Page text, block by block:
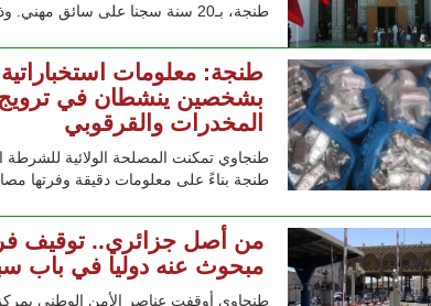
طنجة، بـ20 سنة سجنا على سائق مهني. وذكرت صحيفة
طنجة: معلومات
بشخصين ينشطان في
المخدرات والقرقوبي
طنجاوي تمكنت المصلحة الولائية للشرطة
طنجة بناءً على معلومات دقيقة وفرتها
من أصل جزائري.. توقيف
مبحوث عنه دوليا في باب
طنجاوي أوقفت عناصر الأمن الوطني